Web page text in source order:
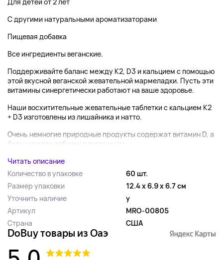
С другими натуральными ароматизаторами
Пищевая добавка
Все ингредиенты веганские.
Поддерживайте баланс между K2, D3 и кальцием с помощью
этой вкусной веганской жевательной мармеладки. Пусть эти
витамины синергетически работают на ваше здоровье.
Наши восхитительные жевательные таблетки с кальцием K2
+ D3 изготовлены из лишайника и натто.
Очень немногие природные продукты содержат витамин D, а
большинство добавок с витамином...
Читать описание
Количество в упаковке
60 шт.
Размер упаковки
12.4 x 6.9 x 6.7 см
Уточнить наличие
y
Артикул
MRO-00805
Страна
США